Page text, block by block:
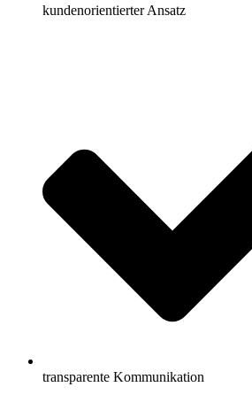
kundenorientierter Ansatz
transparente Kommunikation